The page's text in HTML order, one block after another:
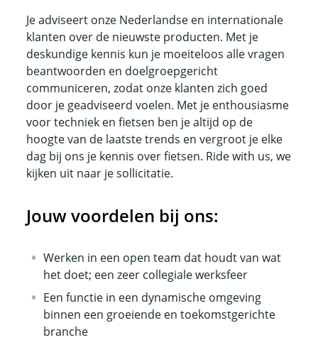
Je adviseert onze Nederlandse en internationale
klanten over de nieuwste producten. Met je
deskundige kennis kun je moeiteloos alle vragen
beantwoorden en doelgroepgericht
communiceren, zodat onze klanten zich goed
door je geadviseerd voelen. Met je enthousiasme
voor techniek en fietsen ben je altijd op de
hoogte van de laatste trends en vergroot je elke
dag bij ons je kennis over fietsen. Ride with us, we
kijken uit naar je sollicitatie.
Jouw voordelen bij ons:
Werken in een open team dat houdt van wat
het doet; een zeer collegiale werksfeer
Een functie in een dynamische omgeving
binnen een groeiende en toekomstgerichte
branche